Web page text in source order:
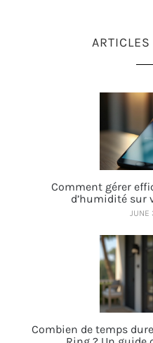
Comment gérer
d’humidité sur
JUNE
Combien de temps